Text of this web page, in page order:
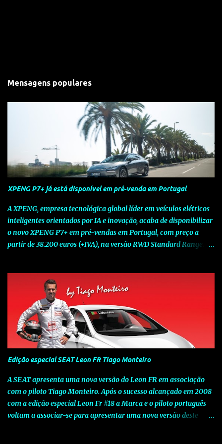
Mensagens populares
XPENG P7+ já está disponível em pré-venda em Portugal
A XPENG, empresa tecnológica global líder em veículos elétricos
inteligentes orientados por IA e inovação, acaba de disponibilizar
o novo XPENG P7+ em pré-vendas em Portugal, com preço a
partir de 38.200 euros (+IVA), na versão RWD Standard Range.
num momento decisivo, em que a indústria automóvel evolui da
mobilidade baseada na potência para a mobilidade baseada na
inteligência. Concebido como um fastback preparado para o
futuro e otimizado por Inteligência Artificial (IA), o novo XPENG
P7+ combina uma arquitetura inteligente avançada, um espaço
de referência no segmento e grande versatilidade para viagens,
respondendo às exigências do quotidiano europeu e refletindo o
compromisso de longo prazo da XPENG com a mobilidade
elétrica centrada no utilizador. O novo XPENG P7+ destaca-se
pela exclusividade do chip TURING AI, que oferece até 750 TOPS
de capacidade de computaç...
Edição especial SEAT Leon FR Tiago Monteiro
A SEAT apresenta uma nova versão do Leon FR em associação
com o piloto Tiago Monteiro. Após o sucesso alcançado em 2008
com a edição especial Leon Fr #18 a Marca e o piloto português
voltam a associar-se para apresentar uma nova versão deste